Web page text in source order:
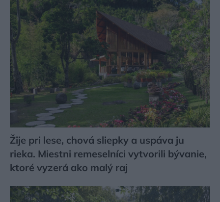
Žije pri lese, chová sliepky a uspáva ju
rieka. Miestni remeselníci vytvorili bývanie,
ktoré vyzerá ako malý raj